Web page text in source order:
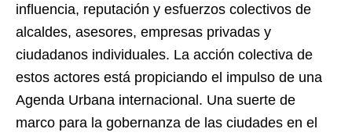
influencia, reputación y esfuerzos colectivos de
alcaldes, asesores, empresas privadas y
ciudadanos individuales. La acción colectiva de
estos actores está propiciando el impulso de una
Agenda Urbana internacional. Una suerte de
marco para la gobernanza de las ciudades en el